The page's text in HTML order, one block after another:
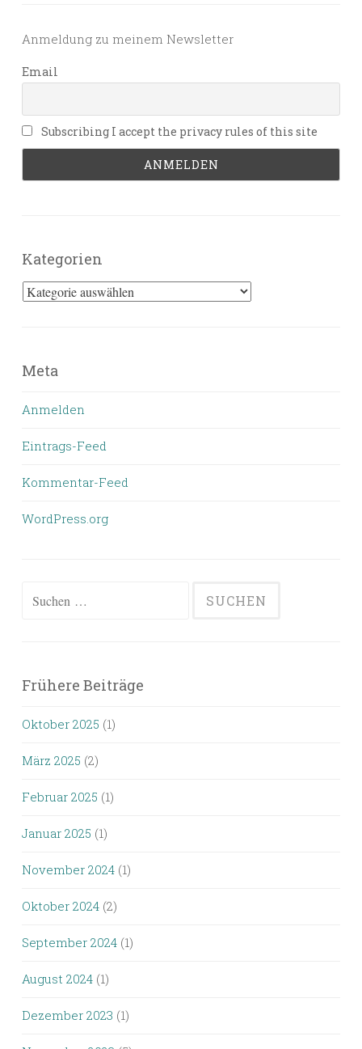
Anmeldung zu meinem Newsletter
Email
Subscribing I accept the privacy rules of this site
Kategorien
Kategorien
Meta
Anmelden
Eintrags-Feed
Kommentar-Feed
WordPress.org
Suchen
Frühere Beiträge
Oktober 2025 (1)
März 2025 (2)
Februar 2025 (1)
Januar 2025 (1)
November 2024 (1)
Oktober 2024 (2)
September 2024 (1)
August 2024 (1)
Dezember 2023 (1)